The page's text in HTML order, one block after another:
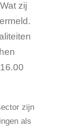
zij
zijn
als